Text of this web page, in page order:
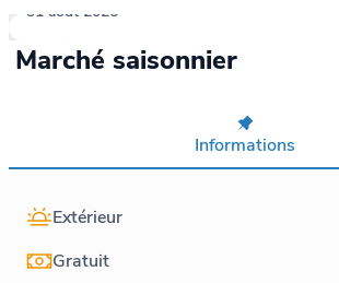
31 août 2026
Marché saisonnier
Informations
Extérieur
Gratuit